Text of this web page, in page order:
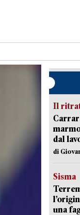
Il
dal
di
Sisma
una